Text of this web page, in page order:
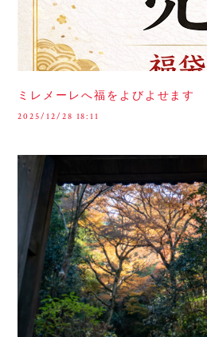
ミレメーレへ福をよびよせます
2025/12/28 18:11